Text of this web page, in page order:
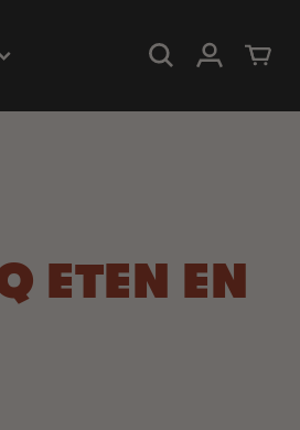
Inloggen
ETEN EN